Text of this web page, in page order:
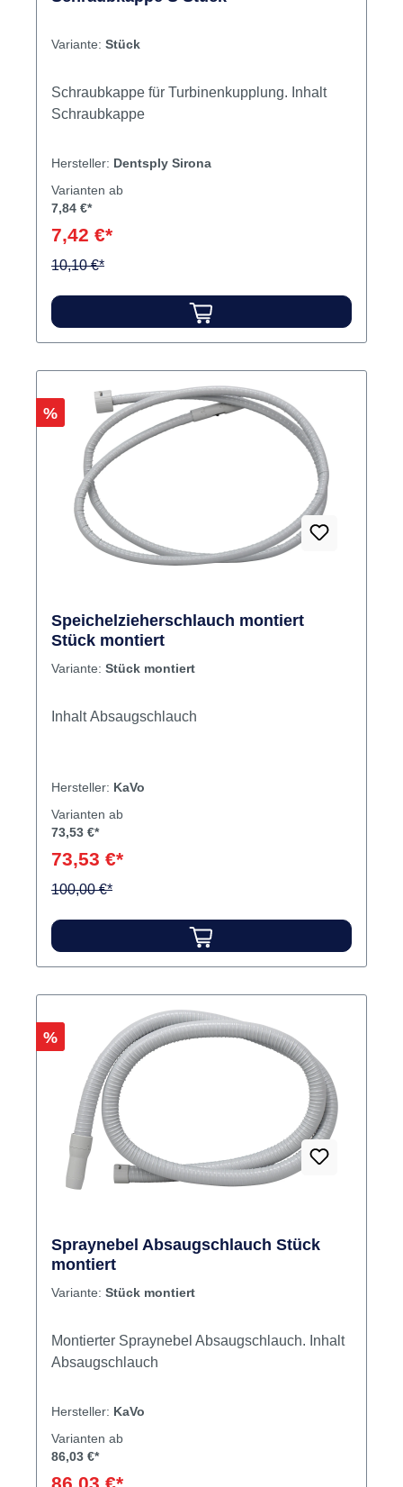
Variante: Stück
Schraubkappe für Turbinenkupplung. Inhalt
Schraubkappe
Hersteller: Dentsply Sirona
Varianten ab
7,84 €*
7,42 €*
10,10 €*
Rabatt
%
Speichelzieherschlauch montiert
Stück montiert
Variante: Stück montiert
Inhalt Absaugschlauch
Hersteller: KaVo
Varianten ab
73,53 €*
73,53 €*
100,00 €*
Rabatt
%
Spraynebel Absaugschlauch Stück
montiert
Variante: Stück montiert
Montierter Spraynebel Absaugschlauch. Inhalt
Absaugschlauch
Hersteller: KaVo
Varianten ab
86,03 €*